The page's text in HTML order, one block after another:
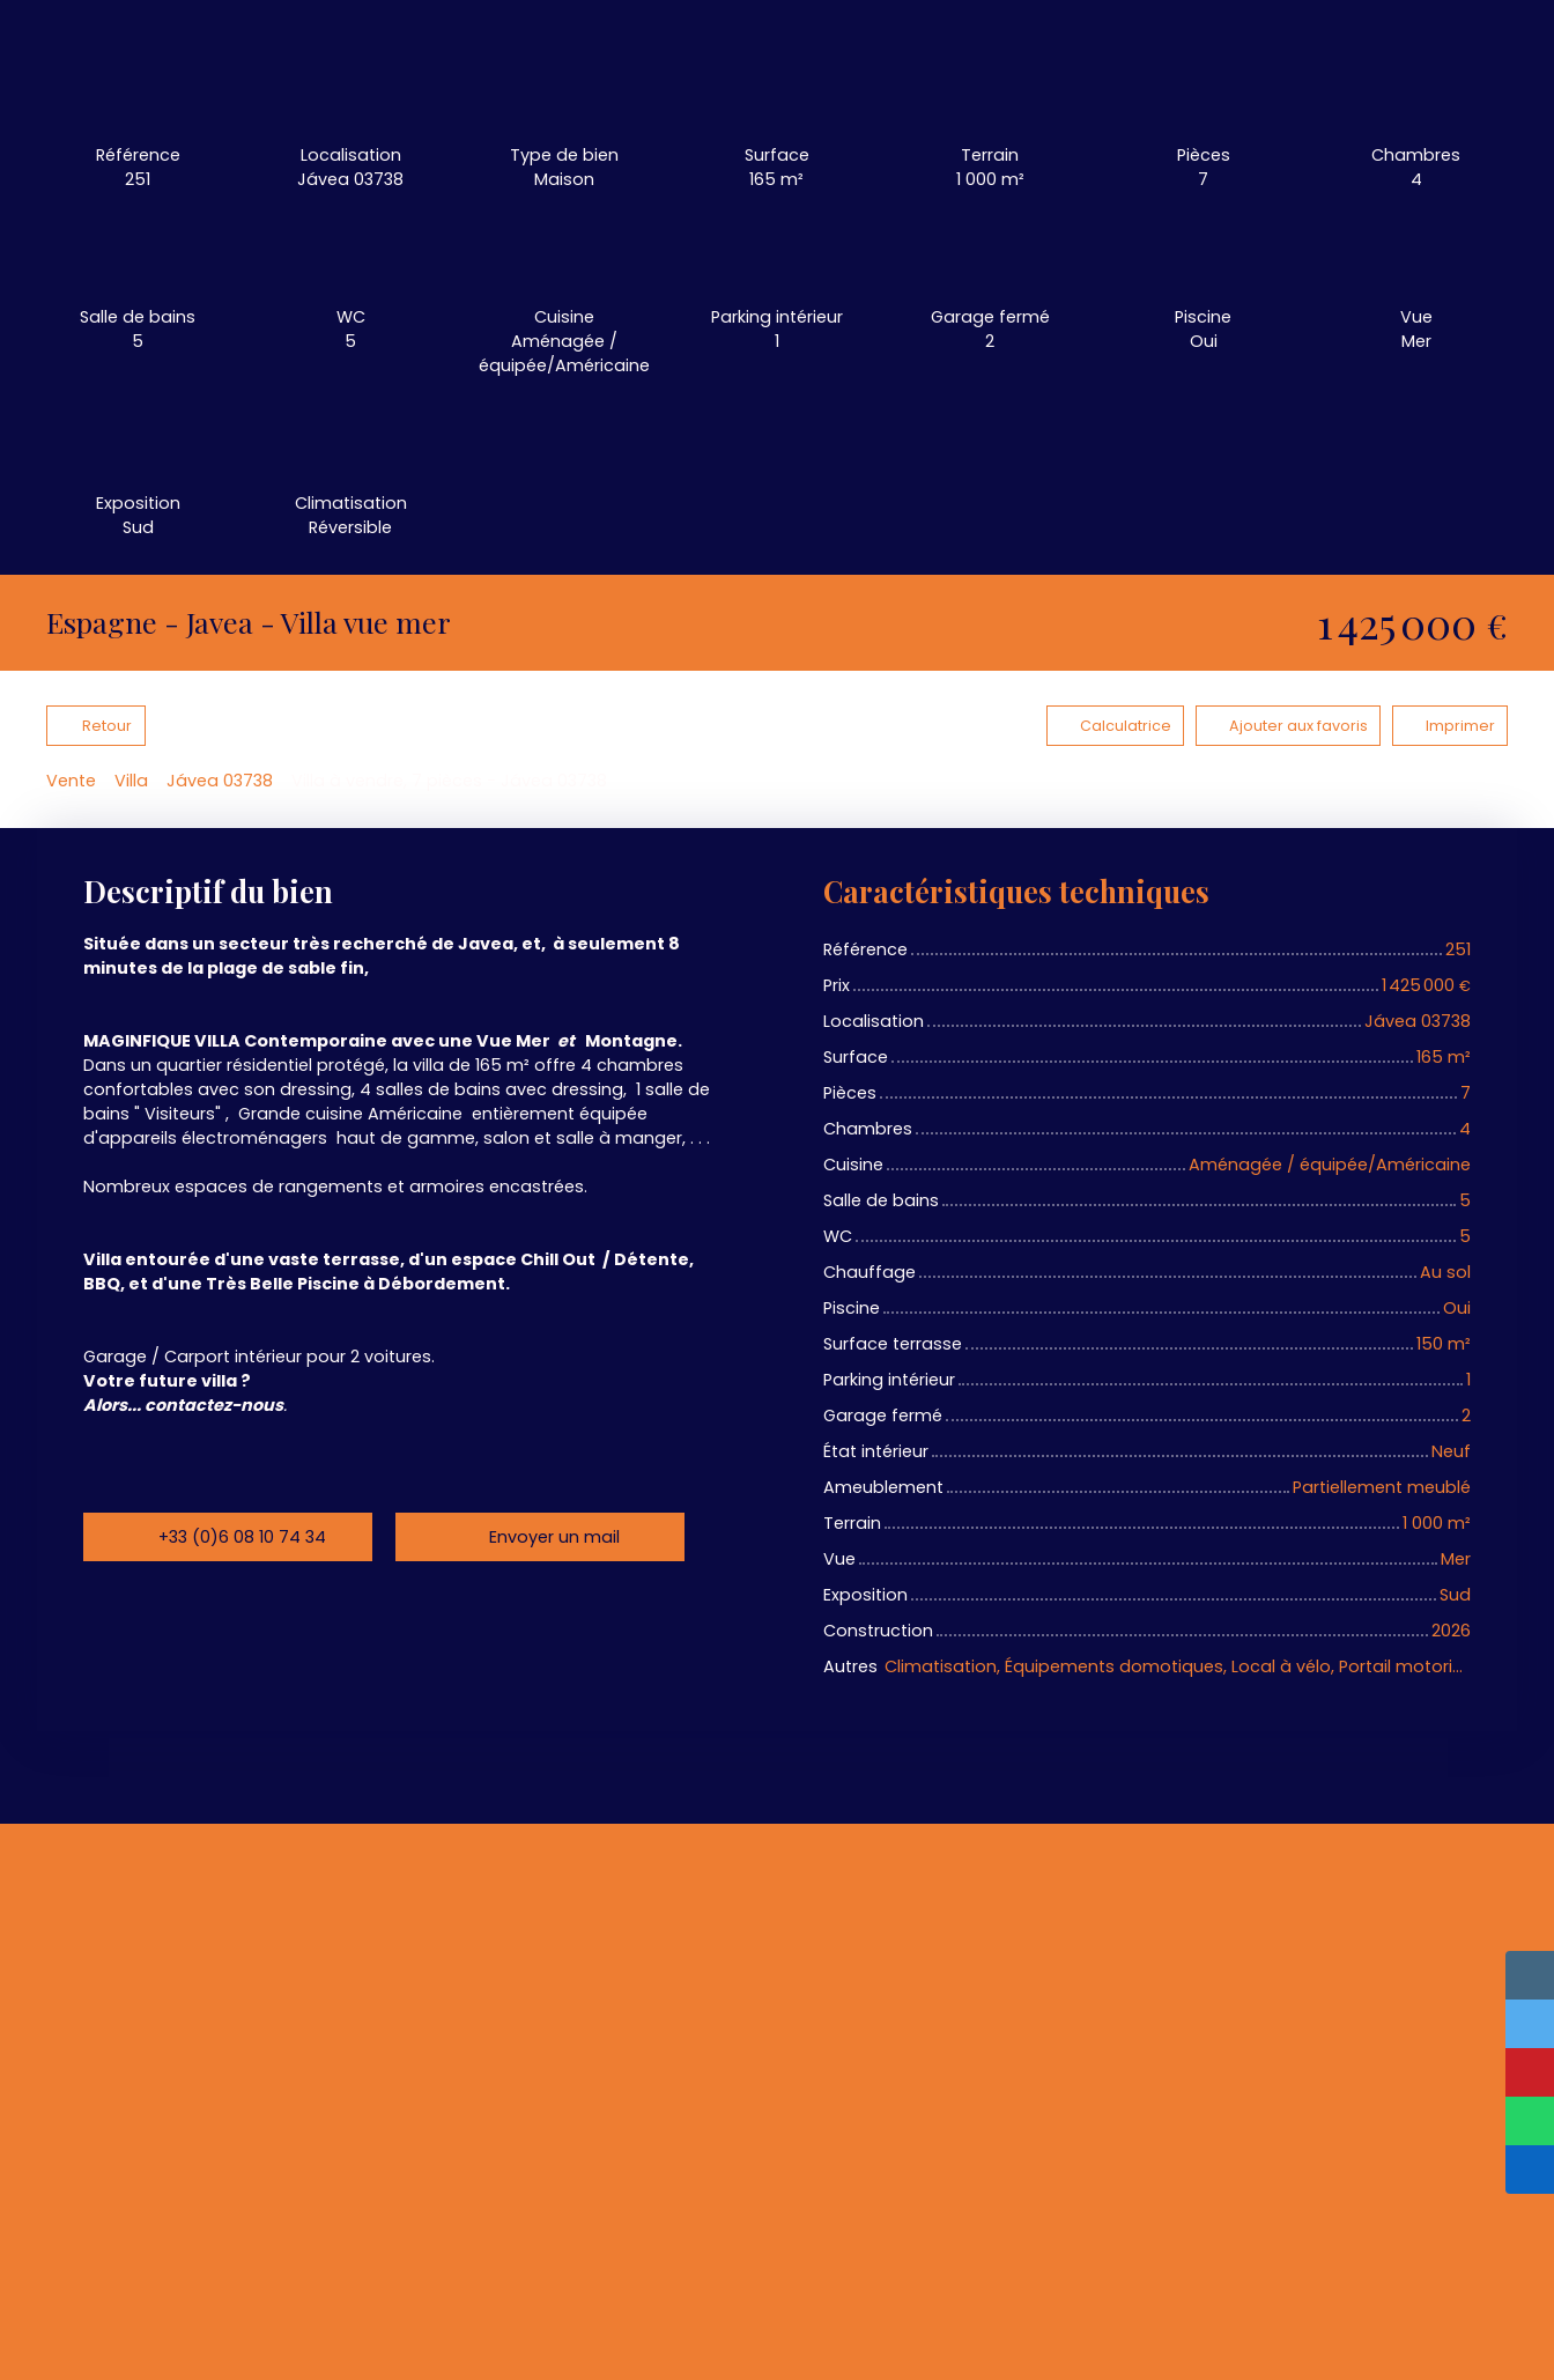
Référence
251
Localisation
Jávea 03738
Type de bien
Maison
Surface
165m²
Terrain
1 000 m²
Pièces
7
Chambres
4
Salle de bains
5
WC
5
Cuisine
Aménagée /
équipée/Américaine
Parking intérieur
1
Garage fermé
2
Piscine
Oui
Vue
Mer
Exposition
Sud
Climatisation
Réversible
Espagne - Javea - Villa vue mer 1 425 000 €
Retour Calculatrice Ajouter aux favoris Imprimer
Vente Villa Jávea 03738
Descriptif du bien
Située dans un secteur très recherché de Javea, et, à seulement 8
minutes de la plage de sable fin,
MAGINFIQUE VILLA Contemporaine avec une Vue Mer etMontagne.
Dans un quartier résidentiel protégé, la villa de 165 m² offre 4 chambres
confortables avec son dressing, 4 salles de bains avec dressing, 1 salle de
bains " Visiteurs" , Grande cuisine Américaine entièrement équipée
d'appareils électroménagers haut de gamme, salon et salle à manger, . . .
Nombreux espaces de rangements et armoires encastrées.
Villa entourée d'une vaste terrasse, d'un espace Chill Out / Détente,
BBQ, et d'une Très Belle Piscine à Débordement.
Garage / Carport intérieur pour 2 voitures.
Votre future villa ?
Alors... contactez-nous.
+33 (0)6 08 10 74 34 Envoyer un mail
Caractéristiques techniques
Référence
251
Prix
1 425 000 €
Localisation
Jávea 03738
Surface
165 m²
Pièces
7
Chambres
4
Cuisine
Aménagée / équipée/Américaine
Salle de bains
5
WC
5
Chauffage
Au sol
Piscine
Oui
Surface terrasse
150 m²
Parking intérieur
1
Garage fermé
2
État intérieur
Neuf
Ameublement
Partiellement meublé
Terrain
1 000 m²
Vue
Mer
Exposition
Sud
Construction
2026
Autres
Climatisation, Équipements domotiques, Local à vélo, Portail motorisé, Porte blindée, Système d'alarme, Visiophone